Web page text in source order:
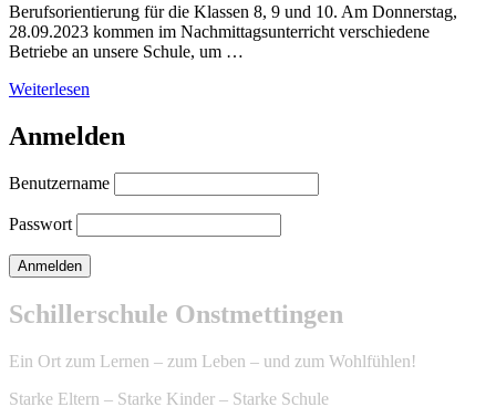
Berufsorientierung für die Klassen 8, 9 und 10. Am Donnerstag,
28.09.2023 kommen im Nachmittagsunterricht verschiedene
Betriebe an unsere Schule, um …
Weiterlesen
Anmelden
Benutzername
Passwort
Schillerschule Onstmettingen
Ein Ort zum Lernen – zum Leben – und zum Wohlfühlen!
Starke Eltern – Starke Kinder – Starke Schule